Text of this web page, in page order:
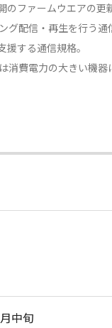
ファームウエアの更
配信・再生を行う通
する通信規格。
費電力の大きい機器
中旬